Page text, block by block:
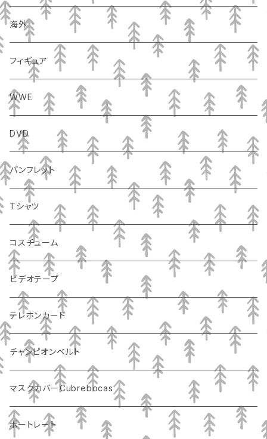
海外
フィギュア
WWE
DVD
パンフレット
Tシャツ
コスチューム
ビデオテープ
テレホンカード
チャンピオンベルト
マスクカバーCubrebocas
ポートレート